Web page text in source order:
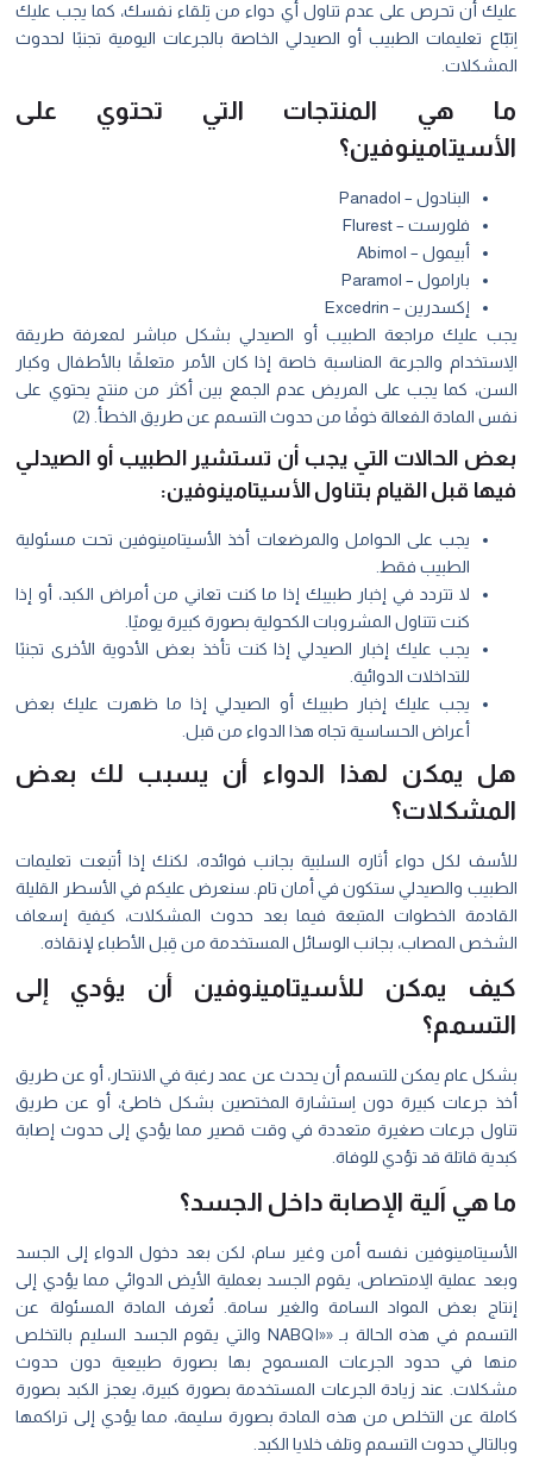
عليك أن تحرص على عدم تناول أي دواء من تِلقاء نفسك، كما يجب عليك
اِتبّاع تعليمات الطبيب أو الصيدلي الخاصة بالجرعات اليومية تجنبًا لحدوث
المشكلات.
ما هي المنتجات التي تحتوي على
الأسيتامينوفين؟
البنادول – Panadol
فلورست – Flurest
أبيمول – Abimol
بارامول – Paramol
إكسدرين – Excedrin
يجب عليك مراجعة الطبيب أو الصيدلي بشكل مباشر لمعرفة طريقة
الاِستخدام والجرعة المناسبة خاصة إذا كان الأمر متعلقًا بالأطفال وكبار
السن، كما يجب على المريض عدم الجمع بين أكثر من منتج يحتوي على
نفس المادة الفعالة خوفًا من حدوث التسمم عن طريق الخطأ. (2)
بعض الحالات التي يجب أن تستشير الطبيب أو الصيدلي
فيها قبل القيام بتناول الأسيتامينوفين:
يجب على الحوامل والمرضعات أخذ الأسيتامينوفين تحت مسئولية
الطبيب فقط.
لا تتردد في إخبار طبيبك إذا ما كنت تعاني من أمراض الكبد، أو إذا
كنت تتناول المشروبات الكحولية بصورة كبيرة يوميًا.
يجب عليك إخبار الصيدلي إذا كنت تأخذ بعض الأدوية الأخرى تجنبًا
للتداخلات الدوائية.
يجب عليك إخبار طبيبك أو الصيدلي إذا ما ظهرت عليك بعض
أعراض الحساسية تجاه هذا الدواء من قبل.
هل يمكن لهذا الدواء أن يسبب لك بعض
المشكلات؟
للأسف لكل دواء أثاره السلبية بجانب فوائده، لكنك إذا أتبعت تعليمات
الطبيب والصيدلي ستكون في أمان تام. سنعرض عليكم في الأسطر القليلة
القادمة الخطوات المتبعة فيما بعد حدوث المشكلات، كيفية إسعاف
الشخص المصاب، بجانب الوسائل المستخدمة من قِبل الأطباء لإنقاذه.
كيف يمكن للأسيتامينوفين أن يؤدي إلى
التسمم؟
بشكل عام يمكن للتسمم أن يحدث عن عمد رغبة في الانتحار، أو عن طريق
أخذ جرعات كبيرة دون اِستشارة المختصين بشكل خاطئ، أو عن طريق
تناول جرعات صغيرة متعددة في وقت قصير مما يؤدي إلى حدوث إصابة
كبدية قاتلة قد تؤدي للوفاة.
ما هي اَلية الإصابة داخل الجسد؟
الأسيتامينوفين نفسه أمن وغير سام، لكن بعد دخول الدواء إلى الجسد
وبعد عملية الاِمتصاص، يقوم الجسد بعملية الأيض الدوائي مما يؤدي إلى
إنتاج بعض المواد السامة والغير سامة. تُعرف المادة المسئولة عن
التسمم في هذه الحالة بـ ««NABQI والتي يقوم الجسد السليم بالتخلص
منها في حدود الجرعات المسموح بها بصورة طبيعية دون حدوث
مشكلات. عند زيادة الجرعات المستخدمة بصورة كبيرة، يعجز الكبد بصورة
كاملة عن التخلص من هذه المادة بصورة سليمة، مما يؤدي إلى تراكمها
وبالتالي حدوث التسمم وتلف خلايا الكبد.